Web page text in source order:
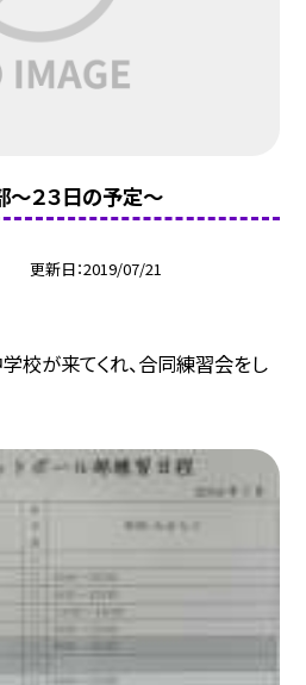
〜２３日の予定〜
更新日 2019/07/21
学校が来てくれ、合同練習会をし